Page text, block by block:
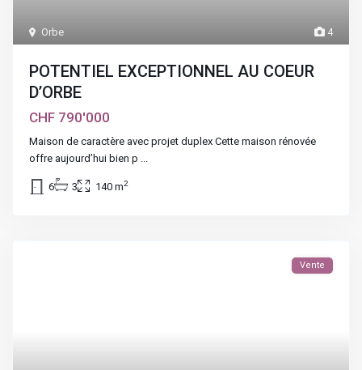
4
Orbe
POTENTIEL EXCEPTIONNEL AU COEUR
D’ORBE
CHF 790'000
Maison de caractère avec projet duplex Cette maison rénovée
offre aujourd’hui bien p ...
6 3 140 m2
Vente